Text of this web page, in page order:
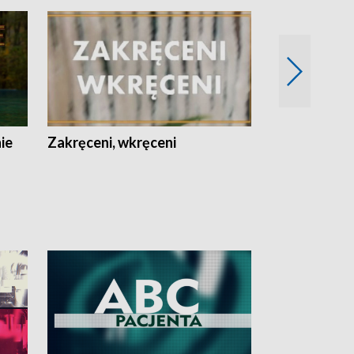
Zakręceni, wkręceni